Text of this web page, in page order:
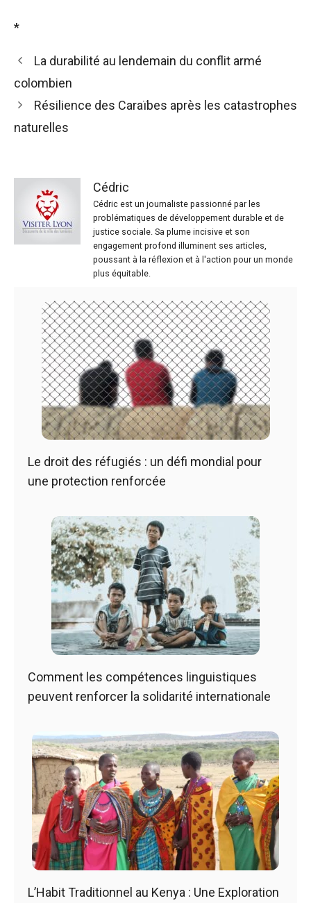
*
La durabilité au lendemain du conflit armé
colombien
Résilience des Caraïbes après les catastrophes
naturelles
Cédric
Cédric est un journaliste passionné par les
problématiques de développement durable et de
justice sociale. Sa plume incisive et son
engagement profond illuminent ses articles,
poussant à la réflexion et à l'action pour un monde
plus équitable.
Le droit des réfugiés : un défi mondial pour
une protection renforcée
Comment les compétences linguistiques
peuvent renforcer la solidarité internationale
L’Habit Traditionnel au Kenya : Une Exploration